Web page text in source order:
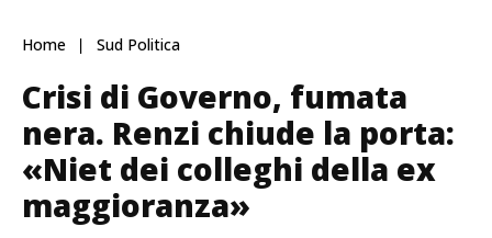
Home Sud Politica
Crisi di Governo, fumata
nera. Renzi chiude la porta:
«Niet dei colleghi della ex
maggioranza»